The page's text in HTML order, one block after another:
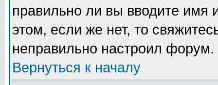
правильно ли вы вводите
этом, если же нет, то
неправильно настроил форум.
Вернуться к началу